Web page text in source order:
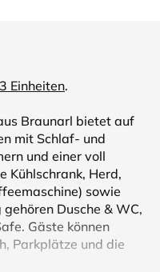
3 Einheiten.
Braunarl bietet auf
mit Schlaf- und
und einer voll
Kühlschrank, Herd,
sowie
Dusche & WC,
Gäste können
Parkplätze und die